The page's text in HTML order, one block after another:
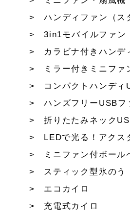
ハンディファン（ス
3in1モバイルファン
カラビナ付きハンデ
ミラー付きミニファ
コンパクトハンディ
ハンズフリーUSB
折りたたみネック
LEDで光る！アクス
ミニファン付ボール
スティック型氷のう
エコカイロ
充電式カイロ